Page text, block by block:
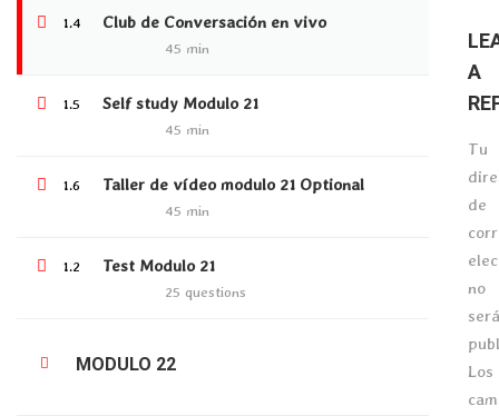
1.4 Club de Conversación en vivo
45 min
1.5 Self study Modulo 21
45 min
1.6 Taller de vídeo modulo 21 Optional
45 min
1.2 Test Modulo 21
25 questions
MODULO 22
A
Tu
de
no
será
Los
$3,000,000.00
Protegido: CLOSERS